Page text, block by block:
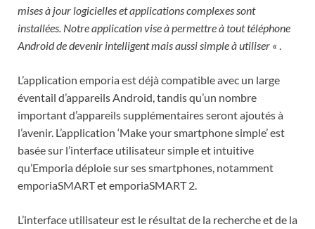
mises à jour logicielles et applications complexes sont
installées. Notre application vise à permettre à tout téléphone
Android de devenir intelligent mais aussi simple à utiliser « .
L’application emporia est déjà compatible avec un large
éventail d’appareils Android, tandis qu’un nombre
important d’appareils supplémentaires seront ajoutés à
l’avenir. L’application ‘Make your smartphone simple’ est
basée sur l’interface utilisateur simple et intuitive
qu’Emporia déploie sur ses smartphones, notamment
emporiaSMART et emporiaSMART 2.
L’interface utilisateur est le résultat de la recherche et de la